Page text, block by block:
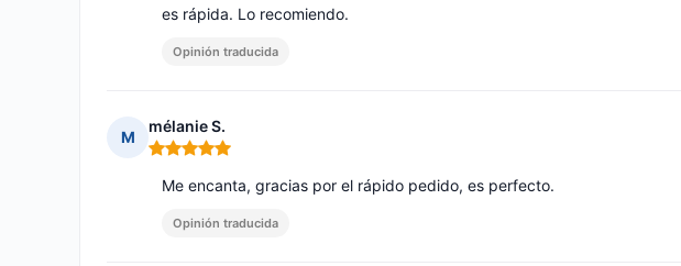
es rápida. Lo recomiendo.
Opinión traducida
M
mélanie S.
Nota: 5 de 5
Me encanta, gracias por el rápido pedido, es perfecto.
Opinión traducida